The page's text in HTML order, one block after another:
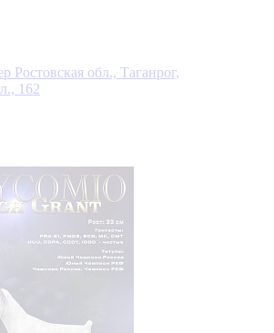
Ростовская обл., Таганрог,
162